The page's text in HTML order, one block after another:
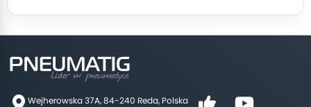
Wejherowska 37A, 84-240 Reda, Polska